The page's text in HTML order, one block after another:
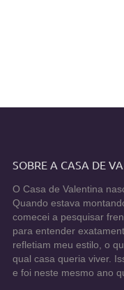
SOBRE A CASA DE
O Casa de Valentina
Quando estava
comecei a pesquisar
para entender
refletiam meu estilo, o
qual casa queria viver.
e foi neste mesmo ano